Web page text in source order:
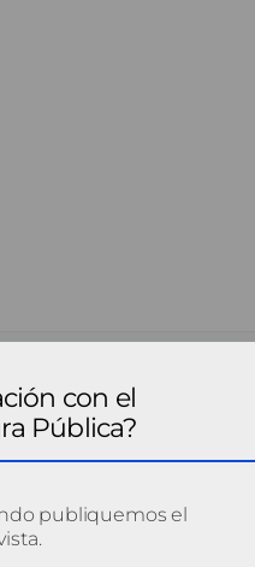
con el
Pública?
publiquemos el